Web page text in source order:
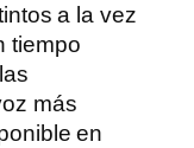
a la vez
tiempo
más
en